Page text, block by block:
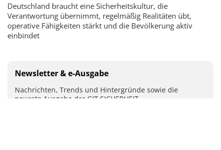
Deutschland braucht eine Sicherheitskultur, die
Verantwortung übernimmt, regelmäßig Realitäten übt,
operative Fähigkeiten stärkt und die Bevölkerung aktiv
einbindet
Newsletter & e-Ausgabe
Nachrichten, Trends und Hintergründe sowie die
neueste Ausgabe der GIT SICHERHEIT